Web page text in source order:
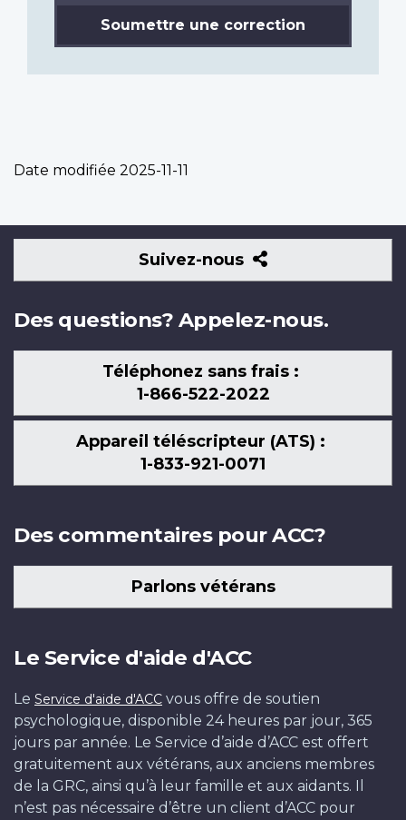
Soumettre une correction
Date modifiée 2025-11-11
Suivez-nous
Suivez-
nous
Des questions? Appelez-nous.
Téléphonez sans frais :
1-866-522-2022
Appareil téléscripteur (ATS) :
1-833-921-0071
Des commentaires pour ACC?
Parlons vétérans
Le Service d'aide d'ACC
Le Service d'aide d'ACC vous offre de soutien
psychologique, disponible 24 heures par jour, 365
jours par année. Le Service d’aide d’ACC est offert
gratuitement aux vétérans, aux anciens membres
de la GRC, ainsi qu’à leur famille et aux aidants. Il
n’est pas nécessaire d’être un client d’ACC pour